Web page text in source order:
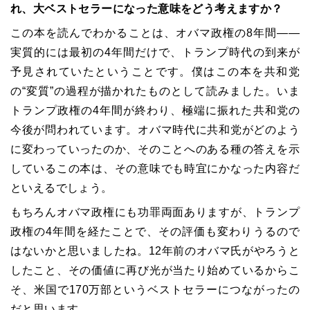
れ、大ベストセラーになった意味をどう考えますか？
この本を読んでわかることは、オバマ政権の8年間――
実質的には最初の4年間だけで、トランプ時代の到来が
予見されていたということです。僕はこの本を共和党
の“変質”の過程が描かれたものとして読みました。いま
トランプ政権の4年間が終わり、極端に振れた共和党の
今後が問われています。オバマ時代に共和党がどのよう
に変わっていったのか、そのことへのある種の答えを示
しているこの本は、その意味でも時宜にかなった内容だ
といえるでしょう。
もちろんオバマ政権にも功罪両面ありますが、トランプ
政権の4年間を経たことで、その評価も変わりうるので
はないかと思いましたね。12年前のオバマ氏がやろうと
したこと、その価値に再び光が当たり始めているからこ
そ、米国で170万部というベストセラーにつながったの